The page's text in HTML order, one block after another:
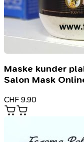
Maske kunder
Salon Mask
CHF 9.90